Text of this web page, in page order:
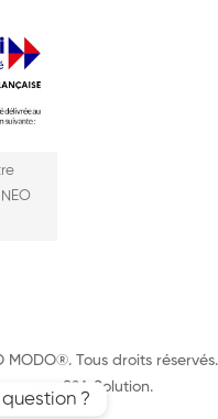
MODO®. Tous droits
S2A Solution.
question ?